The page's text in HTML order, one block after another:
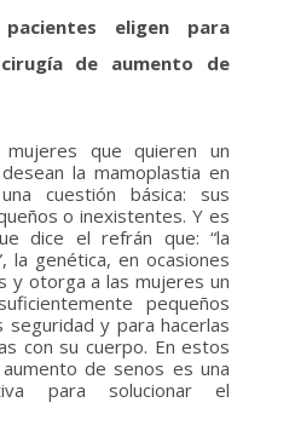
eligen para
de aumento de
que quieren un
la mamoplastia en
cuestión básica: sus
o inexistentes. Y es
dice el refrán que: “la
la genética, en ocasiones
y otorga a las mujeres un
pequeños
y para hacerlas
con su cuerpo. En estos
de senos es una
para solucionar el